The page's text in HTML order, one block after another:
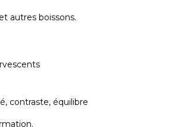
autres boissons.
contraste, équilibre